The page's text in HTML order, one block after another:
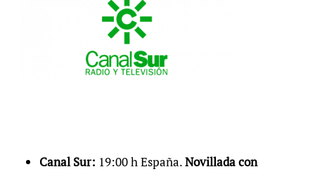
Canal Sur: 19:00 h España.Novillada con